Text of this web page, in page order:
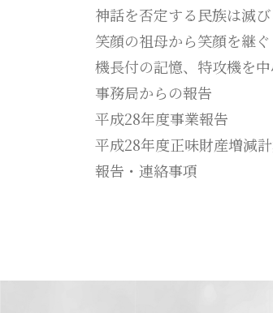
神話を否定する民族は滅び
笑顔の祖母から笑顔を継ぐ
機長付の記憶、特攻機を
事務局からの報告
平成28年度事業報告
平成28年度正味財産増減
報告・連絡事項